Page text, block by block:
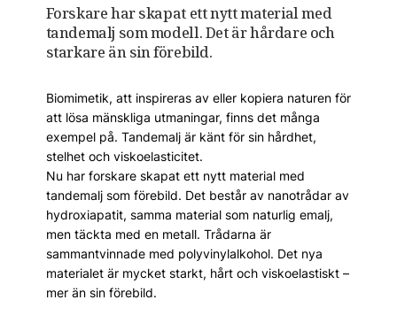
Forskare har skapat ett nytt material med
tandemalj som modell. Det är hårdare och
starkare än sin förebild.
Biomimetik, att inspireras av eller kopiera naturen för
att lösa mänskliga utmaningar, finns det många
exempel på. Tandemalj är känt för sin hårdhet,
stelhet och viskoelasticitet.
Nu har forskare skapat ett nytt material med
tandemalj som förebild. Det består av nanotrådar av
hydroxiapatit, samma material som naturlig emalj,
men täckta med en metall. Trådarna är
sammantvinnade med polyvinylalkohol. Det nya
materialet är mycket starkt, hårt och viskoelastiskt –
mer än sin förebild.